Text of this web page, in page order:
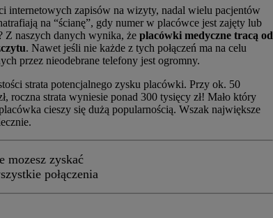
internetowych zapisów na wizyty, nadal wielu pacjentów
na “ścianę”, gdy numer w placówce jest zajęty lub
Z naszych danych wynika, że placówki medyczne tracą od
. Nawet jeśli nie każde z tych połączeń ma na celu
przez nieodebrane telefony jest ogromny.
strata potencjalnego zysku placówki. Przy ok. 50
roczna strata wyniesie ponad 300 tysięcy zł! Mało który
cieszy się dużą popularnością. Wszak największe
mozesz zyskać
połączenia